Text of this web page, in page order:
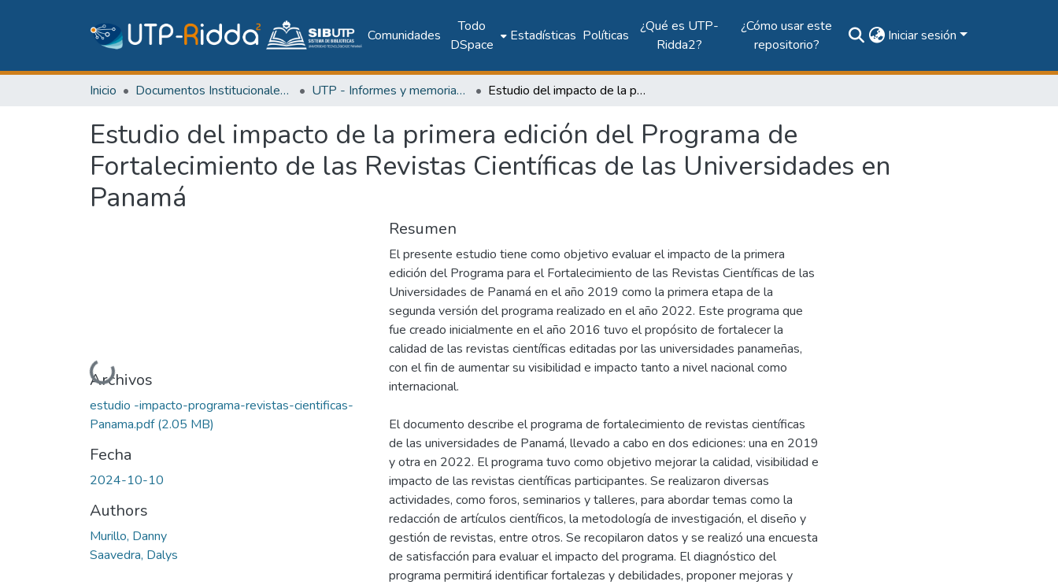
Comunidades
Todo
DSpace
Estadísticas Políticas
¿Qué es UTP-
Ridda2?
¿Cómo usar este
repositorio?
Iniciar sesión
Inicio Documentos Institucionales y Memoria Universitaria UTP - Informes y memorias institucionales Estudio del impacto de la primera edición del Programa de Fortalecimiento de las Revistas Científicas de las Universidades en Panamá
Estudio del impacto de la primera edición del Programa de
Fortalecimiento de las Revistas Científicas de las Universidades en
Panamá
Cargando...
Archivos
estudio -impacto-programa-revistas-cientificas-
Panama.pdf(2.05 MB)
Fecha
2024-10-10
Authors
Murillo, Danny
Saavedra, Dalys
Resumen
El presente estudio tiene como objetivo evaluar el impacto de la primera
edición del Programa para el Fortalecimiento de las Revistas Científicas de las
Universidades de Panamá en el año 2019 como la primera etapa de la
segunda versión del programa realizado en el año 2022. Este programa que
fue creado inicialmente en el año 2016 tuvo el propósito de fortalecer la
calidad de las revistas científicas editadas por las universidades panameñas,
con el fin de aumentar su visibilidad e impacto tanto a nivel nacional como
internacional.
El documento describe el programa de fortalecimiento de revistas científicas
de las universidades de Panamá, llevado a cabo en dos ediciones: una en 2019
y otra en 2022. El programa tuvo como objetivo mejorar la calidad, visibilidad e
impacto de las revistas científicas participantes. Se realizaron diversas
actividades, como foros, seminarios y talleres, para abordar temas como la
redacción de artículos científicos, la metodología de investigación, el diseño y
gestión de revistas, entre otros. Se recopilaron datos y se realizó una encuesta
de satisfacción para evaluar el impacto del programa. El diagnóstico del
programa permitirá identificar fortalezas y debilidades, proponer mejoras y